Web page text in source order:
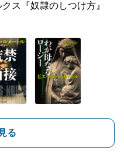
ス『奴隷のしつけ方』
る